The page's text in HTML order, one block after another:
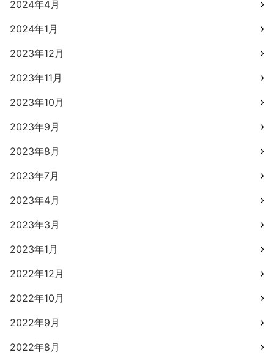
2024年4月
2024年1月
2023年12月
2023年11月
2023年10月
2023年9月
2023年8月
2023年7月
2023年4月
2023年3月
2023年1月
2022年12月
2022年10月
2022年9月
2022年8月